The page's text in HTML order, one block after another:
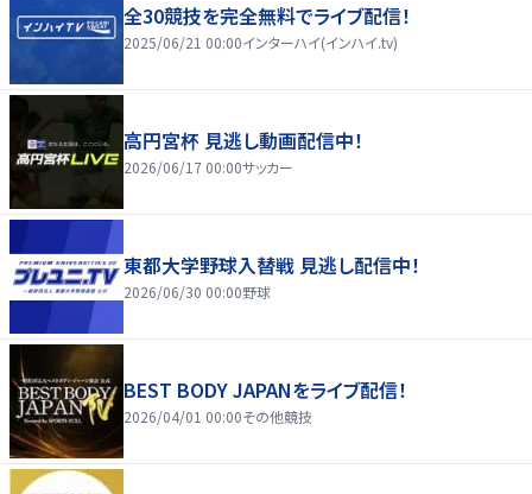
全30競技を完全無料でライブ配信！
2025/06/21 00:00インターハイ(インハイ.tv)
高円宮杯 見逃し動画配信中！
2026/06/17 00:00サッカー
東都大学野球入替戦 見逃し配信中！
2026/06/30 00:00野球
BEST BODY JAPANをライブ配信！
2026/04/01 00:00その他競技